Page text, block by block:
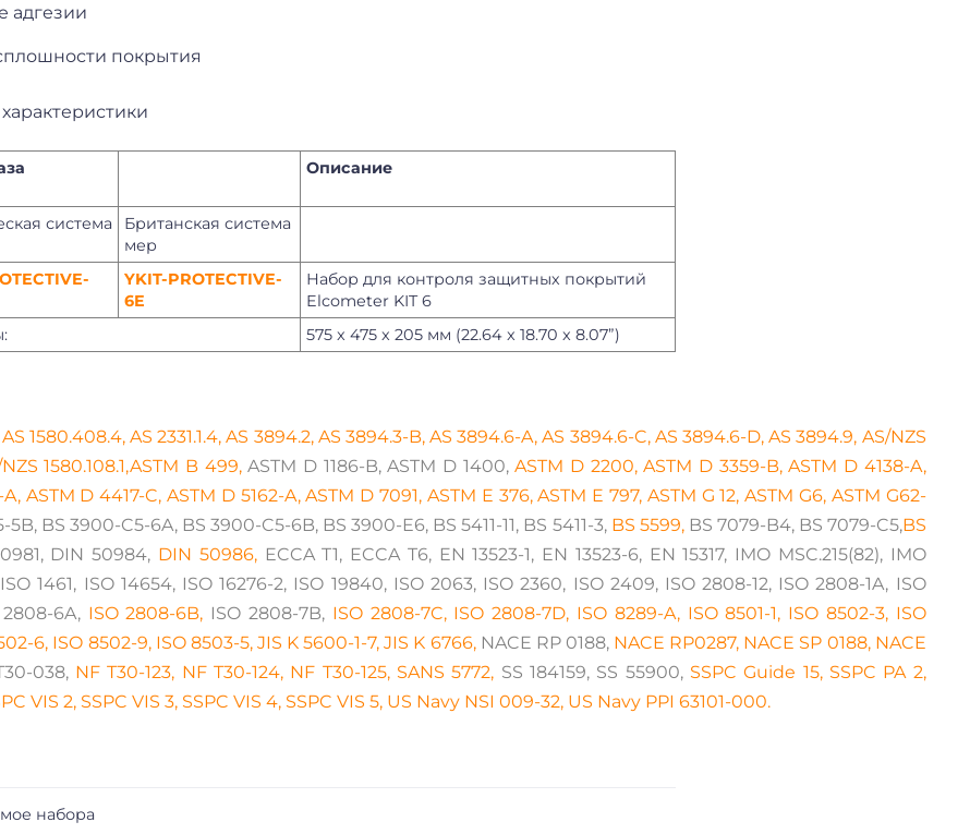
адгезии
покрытия
Описание
система
Британская система
мер
YKIT-PROTECTIVE-
6E
Набор для контроля защитных покрытий
Elcometer KIT 6
575 x 475 x 205 мм (22.64 x 18.70 x 8.07”)
AS 1580.408.4, AS 2331.1.4, AS 3894.2, AS 3894.3-B, AS 3894.6-A, AS 3894.6-C, AS 3894.6-D, AS 3894.9, AS/NZS
NZS 1580.108.1,ASTM B 499, ASTM D 1186-B, ASTM D 1400, ASTM D 2200, ASTM D 3359-B, ASTM D 4138-A,
ASTM D 4417-C, ASTM D 5162-A, ASTM D 7091, ASTM E 376, ASTM E 797, ASTM G 12, ASTM G6, ASTM G62-
5B, BS 3900-C5-6A, BS 3900-C5-6B, BS 3900-E6, BS 5411-11, BS 5411-3, BS 5599, BS 7079-B4, BS 7079-C5,BS
DIN 50984, DIN 50986, ECCA T1, ECCA T6, EN 13523-1, EN 13523-6, EN 15317, IMO MSC.215(82), IMO
1461, ISO 14654, ISO 16276-2, ISO 19840, ISO 2063, ISO 2360, ISO 2409, ISO 2808-12, ISO 2808-1A, ISO
6A, ISO 2808-6B, ISO 2808-7B, ISO 2808-7C, ISO 2808-7D, ISO 8289-A, ISO 8501-1, ISO 8502-3, ISO
6, ISO 8502-9, ISO 8503-5, JIS K 5600-1-7, JIS K 6766, NACE RP 0188, NACE RP0287, NACE SP 0188, NACE
038, NF T30-123, NF T30-124, NF T30-125, SANS 5772, SS 184159, SS 55900, SSPC Guide 15, SSPC PA 2,
VIS 2, SSPC VIS 3, SSPC VIS 4, SSPC VIS 5, US Navy NSI 009-32, US Navy PPI 63101-000.
набора